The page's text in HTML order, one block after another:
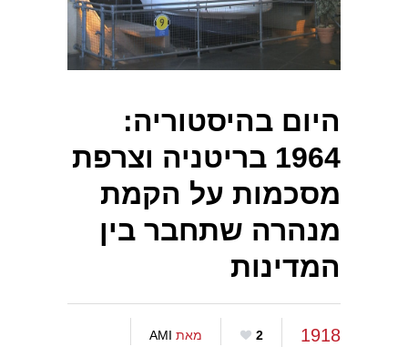
היום בהיסטוריה:
1964 בריטניה וצרפת
מסכמות על הקמת
מנהרה שתחבר בין
המדינות
1918
2 מאת AMI